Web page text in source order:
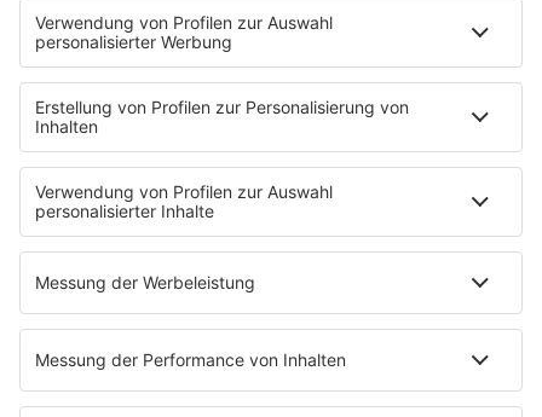
HOME
INFOS
Kontakt
Jobs & Praktika
Pressekontakt
Presse & Downloads
Wetter
EMPFANG
Übersicht
bigFM App
radio.de